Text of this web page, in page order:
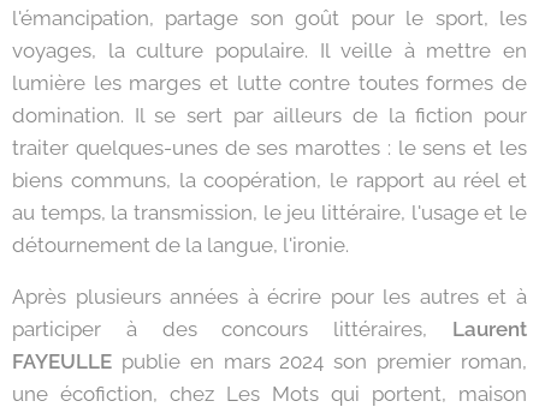
l'émancipation, partage son goût pour le sport, les
voyages, la culture populaire. Il veille à mettre en
lumière les marges et lutte contre toutes formes de
domination. Il se sert par ailleurs de la fiction pour
traiter quelques-unes de ses marottes : le sens et les
biens communs, la coopération, le rapport au réel et
au temps, la transmission, le jeu littéraire, l'usage et le
détournement de la langue, l'ironie.
Après plusieurs années à écrire pour les autres et à
participer à des concours littéraires, Laurent
FAYEULLE publie en mars 2024 son premier roman,
une écofiction, chez Les Mots qui portent, maison